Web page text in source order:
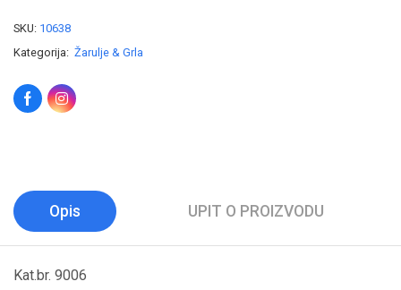
SKU: 10638
Kategorija: Žarulje & Grla
Opis UPIT O PROIZVODU
Kat.br. 9006